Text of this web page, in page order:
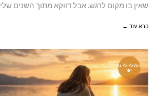
שאין בו מקום לרגש. אבל דווקא מתוך השנים שלי
קרא עוד ←
כלכלי-לי ט
יפ